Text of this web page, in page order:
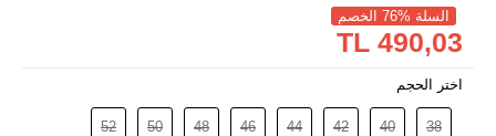
السلة %76 الخصم
490,03 TL
اختر الحجم
38
40
42
44
46
48
50
52